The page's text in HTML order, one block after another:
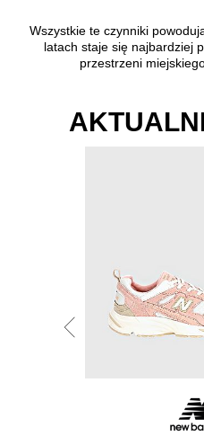
Wszystkie te czynniki
latach staje się najbardziej
przestrzeni